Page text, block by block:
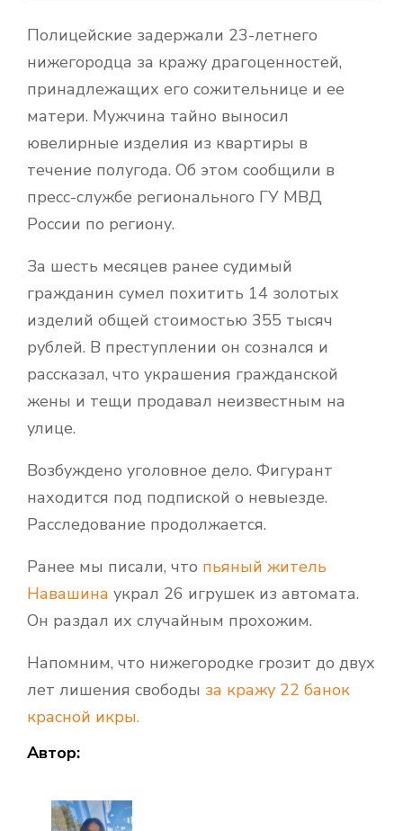
Полицейские задержали 23-летнего
нижегородца за кражу драгоценностей,
принадлежащих его сожительнице и ее
матери. Мужчина тайно выносил
ювелирные изделия из квартиры в
течение полугода. Об этом сообщили в
пресс-службе регионального ГУ МВД
России по региону.
За шесть месяцев ранее судимый
гражданин сумел похитить 14 золотых
изделий общей стоимостью 355 тысяч
рублей. В преступлении он сознался и
рассказал, что украшения гражданской
жены и тещи продавал неизвестным на
улице.
Возбуждено уголовное дело. Фигурант
находится под подпиской о невыезде.
Расследование продолжается.
Ранее мы писали, что пьяный житель
Навашина украл 26 игрушек из автомата.
Он раздал их случайным прохожим.
Напомним, что нижегородке грозит до двух
лет лишения свободы за кражу 22 банок
красной икры.
Автор: